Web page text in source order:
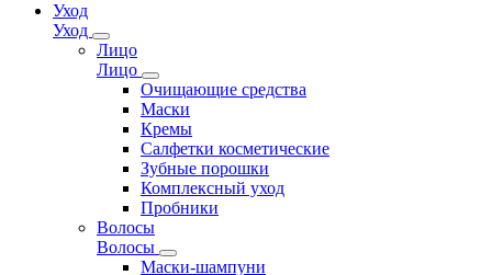
Уход
Уход
Лицо
Лицо
Очищающие средства
Маски
Кремы
Салфетки косметические
Зубные порошки
Комплексный уход
Пробники
Волосы
Волосы
Маски-шампуни